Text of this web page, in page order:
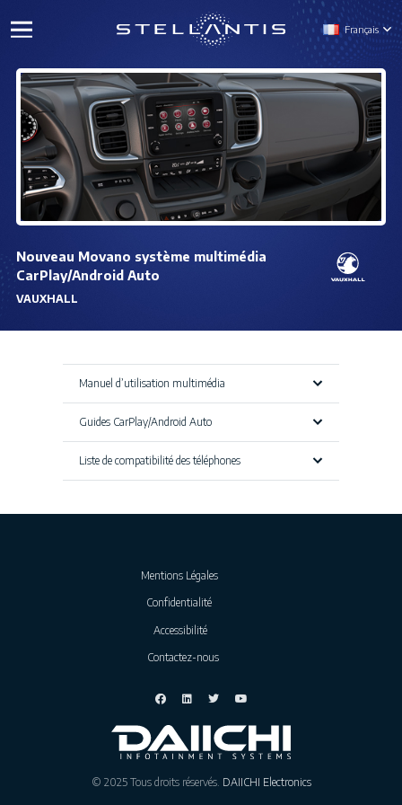
Français
Nouveau Movano système multimédia
CarPlay/Android Auto
VAUXHALL
Manuel d’utilisation multimédia
Guides CarPlay/Android Auto
Liste de compatibilité des téléphones
Mentions Légales
Confidentialité
Accessibilité
Contactez-nous
© 2025 Tous droits réservés. DAIICHI Electronics